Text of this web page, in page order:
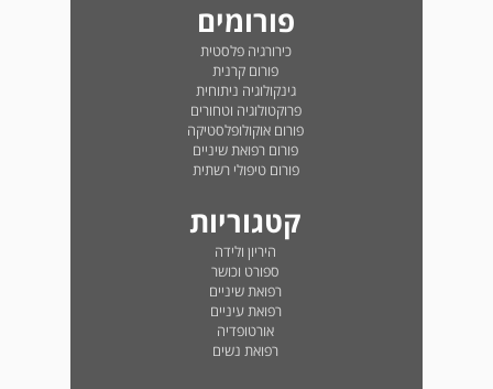
פורומים
כירורגיה פלסטית
פורום קרנית
גינקולוגיה ניתוחית
פרוקטולוגיה וטחורים
פורום אוקולופלסטיקה
פורום רפואת שיניים
פורום טיפולי רשתית
קטגוריות
היריון ולידה
ספורט וכושר
רפואת שיניים
רפואת עיניים
אורטופדיה
רפואת נשים